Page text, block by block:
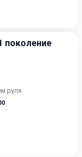
поколение
руля.